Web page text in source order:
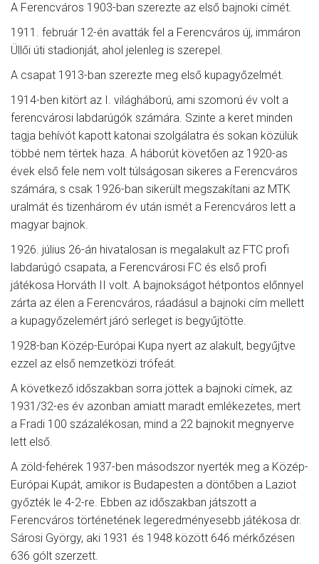
A Ferencváros 1903-ban szerezte az első bajnoki címét.
1911. február 12-én avatták fel a Ferencváros új, immáron
Üllői úti stadionját, ahol jelenleg is szerepel.
A csapat 1913-ban szerezte meg első kupagyőzelmét.
1914-ben kitört az I. világháború, ami szomorú év volt a
ferencvárosi labdarúgók számára. Szinte a keret minden
tagja behívót kapott katonai szolgálatra és sokan közülük
többé nem tértek haza. A háborút követően az 1920-as
évek első fele nem volt túlságosan sikeres a Ferencváros
számára, s csak 1926-ban sikerült megszakítani az MTK
uralmát és tizenhárom év után ismét a Ferencváros lett a
magyar bajnok.
1926. július 26-án hivatalosan is megalakult az FTC profi
labdarúgó csapata, a Ferencvárosi FC és első profi
játékosa Horváth II volt. A bajnokságot hétpontos előnnyel
zárta az élen a Ferencváros, ráadásul a bajnoki cím mellett
a kupagyőzelemért járó serleget is begyűjtötte.
1928-ban Közép-Európai Kupa nyert az alakult, begyűjtve
ezzel az első nemzetközi trófeát.
A következő időszakban sorra jöttek a bajnoki címek, az
1931/32-es év azonban amiatt maradt emlékezetes, mert
a Fradi 100 százalékosan, mind a 22 bajnokit megnyerve
lett első.
A zöld-fehérek 1937-ben másodszor nyerték meg a Közép-
Európai Kupát, amikor is Budapesten a döntőben a Laziot
győzték le 4-2-re. Ebben az időszakban játszott a
Ferencváros történetének legeredményesebb játékosa dr.
Sárosi György, aki 1931 és 1948 között 646 mérkőzésen
636 gólt szerzett.